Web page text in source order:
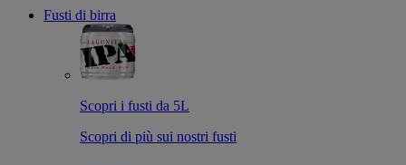
Fusti di birra
Scopri i fusti da 5L
Scopri di più sui nostri fusti